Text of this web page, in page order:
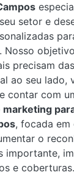
setor e
Nosso
precisam
ao seu lado,
contar com
marketing
, focada em
o
importante,
e coberturas.